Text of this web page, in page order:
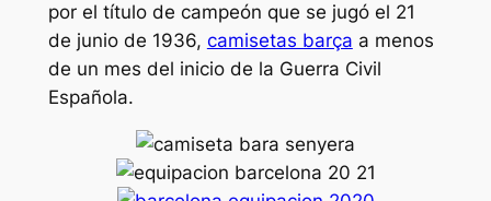
por el título de campeón que se jugó el 21
de junio de 1936, camisetas barça a menos
de un mes del inicio de la Guerra Civil
Española.